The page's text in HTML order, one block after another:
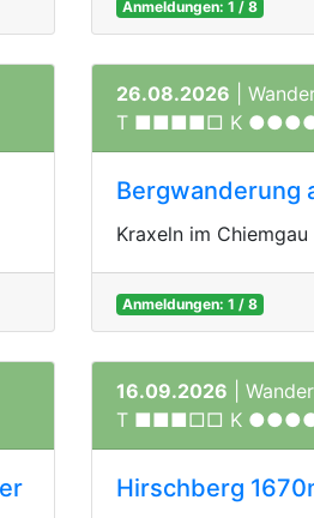
Anmeldungen: 1 / 8
26.08.2026 |
T ■■■■□ K
Bergwanderung
Kraxeln im Chiemgau
Anmeldungen: 1 / 8
16.09.2026 |
T ■■■□□ K
Hirschberg